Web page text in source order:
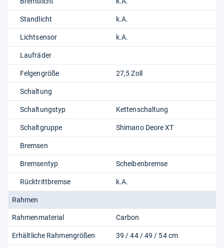
Standlicht k.A.
Lichtsensor k.A.
Laufräder
Felgengröße 27,5 Zoll
Schaltung
Schaltungstyp Kettenschaltung
Schaltgruppe Shimano Deore XT
Bremsen
Bremsentyp Scheibenbremse
Rücktrittbremse k.A.
Rahmen
Rahmenmaterial Carbon
Erhältliche Rahmengrößen 39 / 44 / 49 / 54 cm